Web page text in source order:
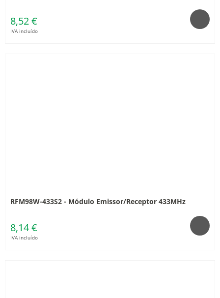
8,52 €
IVA incluído
RFM98W-433S2 - Módulo Emissor/Receptor 433MHz
8,14 €
IVA incluído